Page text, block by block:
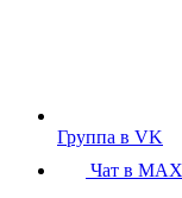
Группа в VK
Чат в MAX